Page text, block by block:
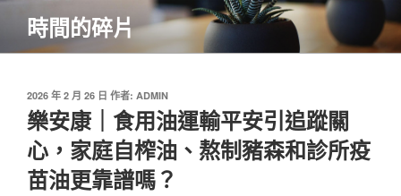
主
時間的碎片
發
佈
於
2026 年 2 月 26 日 作者: ADMIN
樂安康｜食用油運輸平安引追蹤關
心，家庭自榨油、熬制豬森和診所疫
苗油更靠譜嗎？